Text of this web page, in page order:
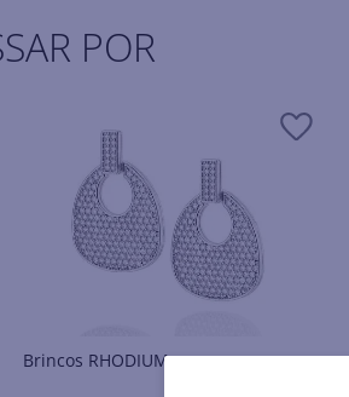
POR
Brincos RHODIUM